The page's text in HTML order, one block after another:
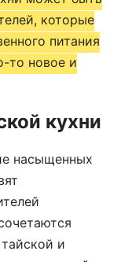
которые
питания
то новое и
кухни
насыщенных
и